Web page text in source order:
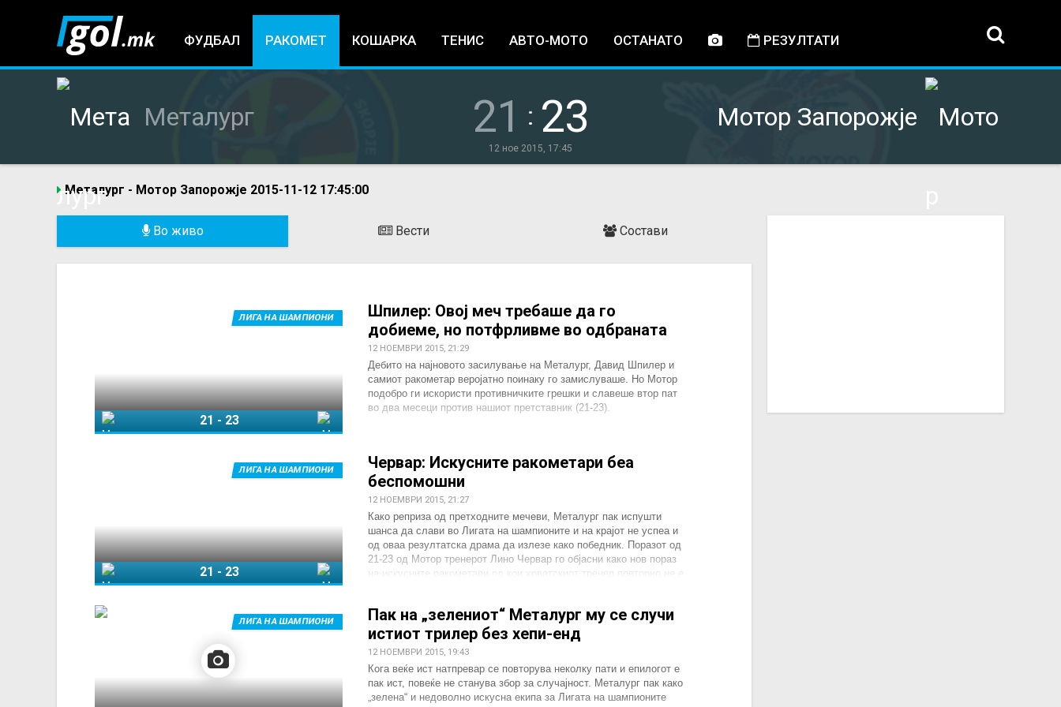
ФУДБАЛ РАКОМЕТ КОШАРКА ТЕНИС АВТО-МОТО ОСТАНАТО РЕЗУЛТАТИ
Металург Мотор Запорожје
21 : 23
12 ное 2015, 17:45
Металург - Мотор Запорожје 2015-11-12 17:45:00
Во живо Вести Состави
ЛИГА НА ШАМПИОНИ
21 - 23
Шпилер: Овој меч требаше да го
добиеме, но потфрливме во одбраната
12 НОЕМВРИ 2015, 21:29
Дебито на најновото засилување на Металург, Давид Шпилер и
самиот ракометар веројатно поинаку го замислуваше. Но Мотор
подобро ги искористи противничките грешки и славеше втор пат
во два месеци против нашиот претставник (21-23).
ЛИГА НА ШАМПИОНИ
21 - 23
Червар: Искусните ракометари беа
беспомошни
12 НОЕМВРИ 2015, 21:27
Како реприза од претходните мечеви, Металург пак испушти
шанса да слави во Лигата на шампионите и на крајот не успеа и
од оваа резултатска драма да излезе како победник. Поразот од
21-23 од Мотор тренерот Лино Червар го објасни како нов пораз
на искусните ракометари од кои хрватскиот тренер повторно не е
ЛИГА НА ШАМПИОНИ
Пак на „зелениот“ Металург му се случи
истиот трилер без хепи-енд
12 НОЕМВРИ 2015, 19:43
Кога веќе ист натпревар се повторува неколку пати и епилогот е
пак ист, повеќе не станува збор за случајност. Металург пак како
„зелена“ и недоволно искусна екипа за Лигата на шампионите